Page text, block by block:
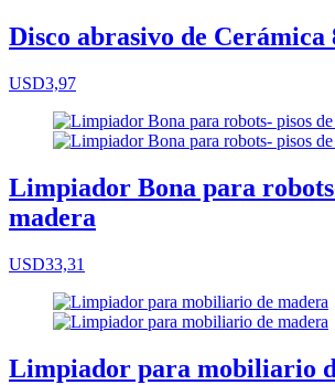
Disco abrasivo de Cerámica
USD3,97
Limpiador Bona para
madera
USD33,31
Limpiador para mobiliario